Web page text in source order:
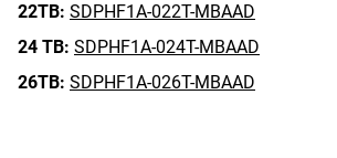
22TB: SDPHF1A-022T-MBAAD
24 TB: SDPHF1A-024T-MBAAD
26TB: SDPHF1A-026T-MBAAD